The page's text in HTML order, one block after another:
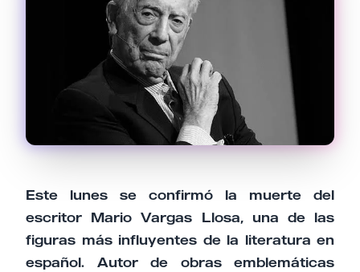
Este lunes se confirmó la muerte del
escritor Mario Vargas Llosa, una de las
figuras más influyentes de la literatura en
español. Autor de obras emblemáticas
Cancelar Enviar comentario